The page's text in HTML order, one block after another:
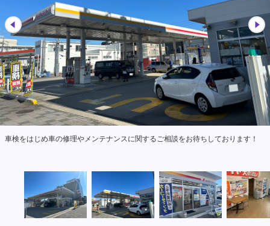
KeePerコーティングも行っております！